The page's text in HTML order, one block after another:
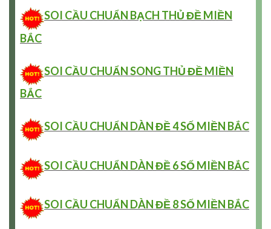
SOI CẦU CHUẨN BẠCH THỦ ĐỀ MIỀN
BẮC
SOI CẦU CHUẨN SONG THỦ ĐỀ MIỀN
BẮC
SOI CẦU CHUẨN DÀN ĐỀ 4 SỐ MIỀN BẮC
SOI CẦU CHUẨN DÀN ĐỀ 6 SỐ MIỀN BẮC
SOI CẦU CHUẨN DÀN ĐỀ 8 SỐ MIỀN BẮC